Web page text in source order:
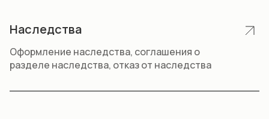
Наследства
Оформление наследства, соглашения о
разделе наследства, отказ от наследства